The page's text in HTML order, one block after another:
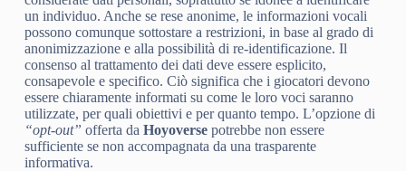
un individuo. Anche se rese anonime, le informazioni vocali
possono comunque sottostare a restrizioni, in base al grado di
anonimizzazione e alla possibilità di re-identificazione. Il
consenso al trattamento dei dati deve essere esplicito,
consapevole e specifico. Ciò significa che i giocatori devono
essere chiaramente informati su come le loro voci saranno
utilizzate, per quali obiettivi e per quanto tempo. L’opzione di
“opt-out” offerta da Hoyoversepotrebbe non essere
sufficiente se non accompagnata da una trasparente
informativa.